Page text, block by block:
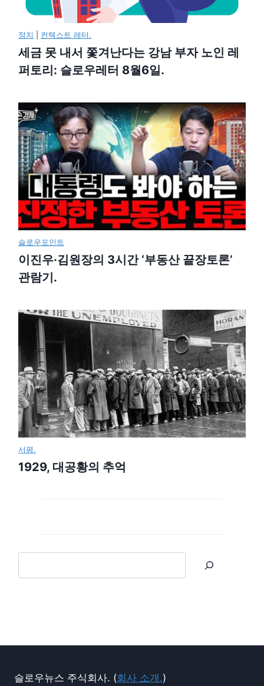
정치 컨텍스트 레터.
세금 못 내서 쫓겨난다는 강남 부자 노인 레
퍼토리: 슬로우레터 8월6일.
슬로우포인트
이진우·김원장의 3시간 ‘부동산 끝장토론’
관람기.
서평.
1929, 대공황의 추억
슬로우뉴스 주식회사. (회사 소개.)